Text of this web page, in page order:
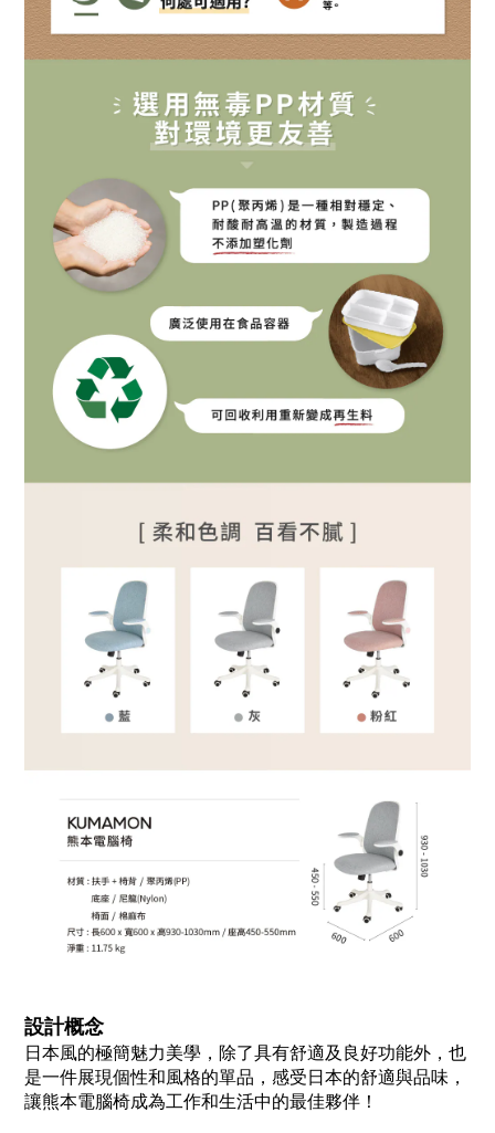
設計概念
日本風的極簡魅力美學，除了具有舒適及良好功能外，也
是一件展現個性和風格的單品，感受日本的舒適與品味，
讓熊本電腦椅成為工作和生活中的最佳夥伴！